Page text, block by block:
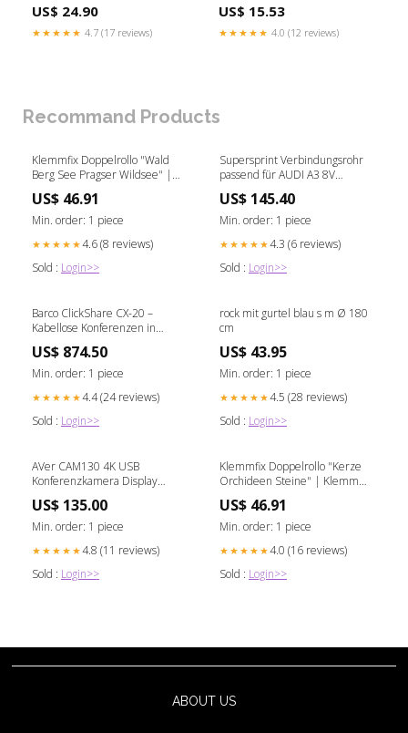
US$ 24.90
★★★★★ 4.7 (17 reviews)
[120 -175 cm]
US$ 15.53
★★★★★ 4.0 (12 reviews)
Recommand Products
Klemmfix Doppelrollo "Wald
Berg See Pragser Wildsee" |
US$ 46.91
Min. order: 1 piece
★★★★★4.6 (8 reviews)
Sold : Login>>
Supersprint Verbindungsrohr
passend für AUDI A3 8V
2.0 TFSI (190 PS) 2016 -> Bull-X
US$ 145.40
Min. order: 1 piece
★★★★★4.3 (6 reviews)
Sold : Login>>
Barco ClickShare CX-20 –
Kabellose Konferenzen in
Button Seitenflügel
US$ 874.50
Min. order: 1 piece
★★★★★4.4 (24 reviews)
Sold : Login>>
rock mit gurtel blau s m Ø 180
cm
US$ 43.95
Min. order: 1 piece
★★★★★4.5 (28 reviews)
Sold : Login>>
AVer CAM130 4K USB
Konferenzkamera Display
US$ 135.00
Min. order: 1 piece
★★★★★4.8 (11 reviews)
Sold : Login>>
Klemmfix Doppelrollo "Kerze
Orchideen Steine" | Klemm
US$ 46.91
Min. order: 1 piece
★★★★★4.0 (16 reviews)
Sold : Login>>
ABOUT US